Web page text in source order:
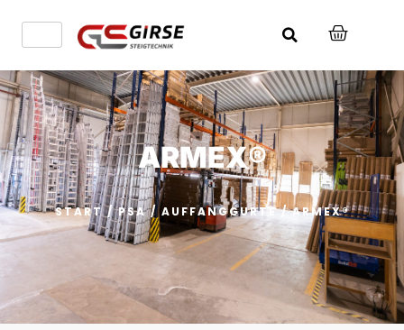
ARMEX®
START/PSA/AUFFANGGURTE/ ARMEX®